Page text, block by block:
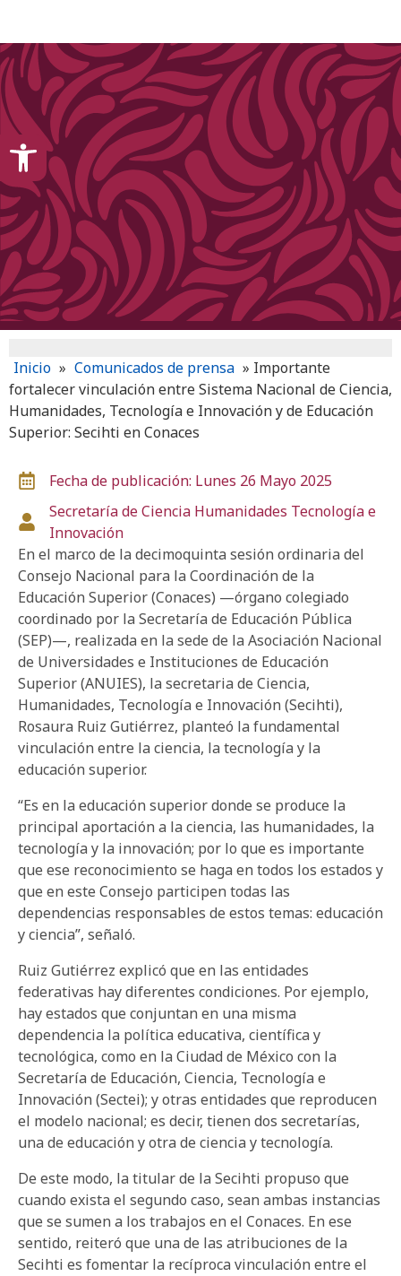
Inicio » Comunicados de prensa » Importante
fortalecer vinculación entre Sistema Nacional de Ciencia,
Humanidades, Tecnología e Innovación y de Educación
Superior: Secihti en Conaces
Fecha de publicación: Lunes 26 Mayo 2025
Secretaría de Ciencia Humanidades Tecnología e
Innovación
En el marco de la decimoquinta sesión ordinaria del
Consejo Nacional para la Coordinación de la
Educación Superior (Conaces) —órgano colegiado
coordinado por la Secretaría de Educación Pública
(SEP)—, realizada en la sede de la Asociación Nacional
de Universidades e Instituciones de Educación
Superior (ANUIES), la secretaria de Ciencia,
Humanidades, Tecnología e Innovación (Secihti),
Rosaura Ruiz Gutiérrez, planteó la fundamental
vinculación entre la ciencia, la tecnología y la
educación superior.
“Es en la educación superior donde se produce la
principal aportación a la ciencia, las humanidades, la
tecnología y la innovación; por lo que es importante
que ese reconocimiento se haga en todos los estados y
que en este Consejo participen todas las
dependencias responsables de estos temas: educación
y ciencia”, señaló.
Ruiz Gutiérrez explicó que en las entidades
federativas hay diferentes condiciones. Por ejemplo,
hay estados que conjuntan en una misma
dependencia la política educativa, científica y
tecnológica, como en la Ciudad de México con la
Secretaría de Educación, Ciencia, Tecnología e
Innovación (Sectei); y otras entidades que reproducen
el modelo nacional; es decir, tienen dos secretarías,
una de educación y otra de ciencia y tecnología.
De este modo, la titular de la Secihti propuso que
cuando exista el segundo caso, sean ambas instancias
que se sumen a los trabajos en el Conaces. En ese
sentido, reiteró que una de las atribuciones de la
Secihti es fomentar la recíproca vinculación entre el
Open toolbar